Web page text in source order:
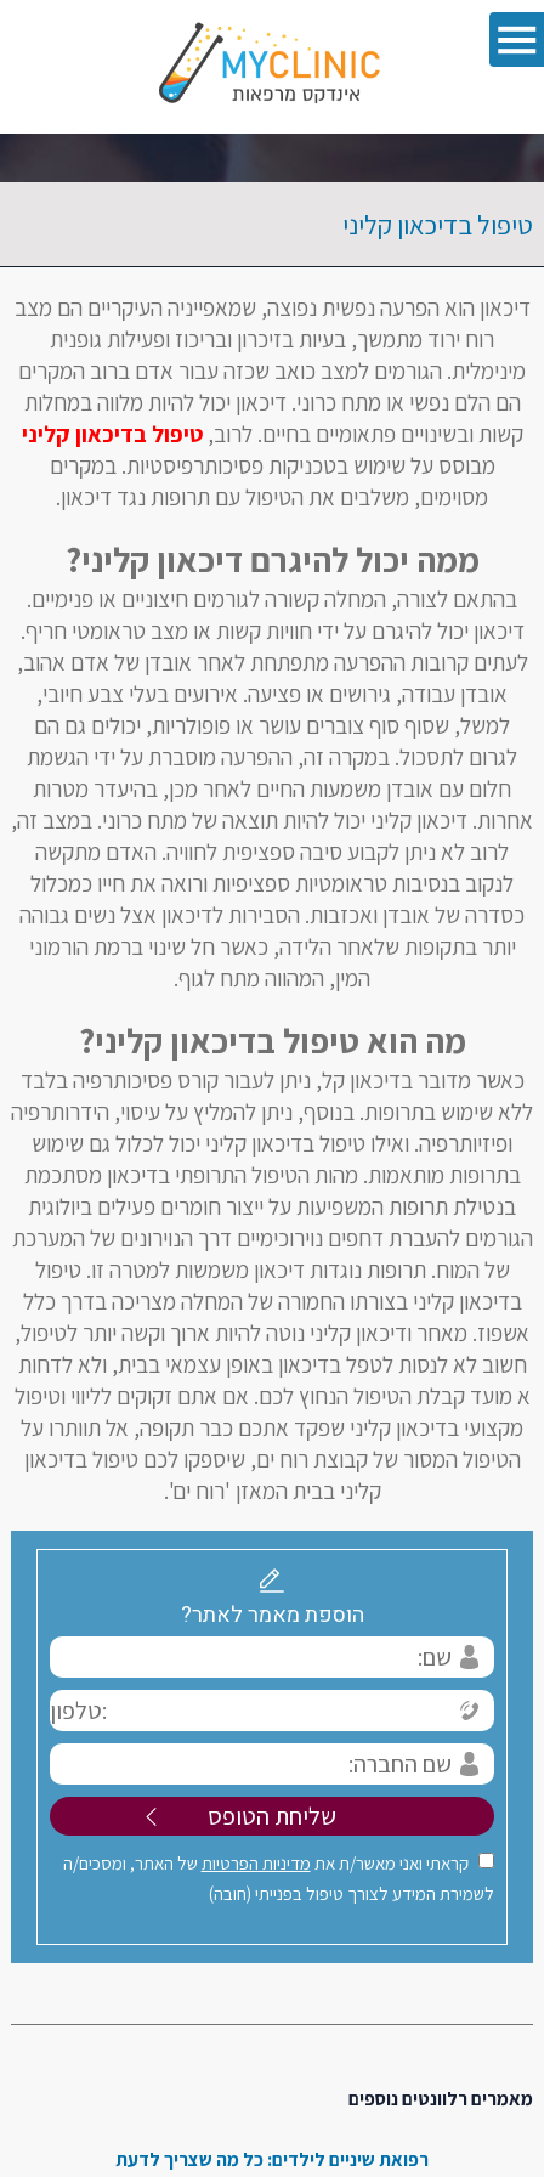
טיפול בדיכאון קליני
דיכאון הוא הפרעה נפשית נפוצה, שמאפייניה העיקריים הם מצב
רוח ירוד מתמשך, בעיות בזיכרון ובריכוז ופעילות גופנית
מינימלית. הגורמים למצב כואב שכזה עבור אדם ברוב המקרים
הם הלם נפשי או מתח כרוני. דיכאון יכול להיות מלווה במחלות
קשות ובשינויים פתאומיים בחיים. לרוב,טיפול בדיכאון קליני
מבוסס על שימוש בטכניקות פסיכותרפיסטיות. במקרים
מסוימים, משלבים את הטיפול עם תרופות נגד דיכאון.
ממה יכול להיגרם דיכאון קליני?
בהתאם לצורה, המחלה קשורה לגורמים חיצוניים או פנימיים.
דיכאון יכול להיגרם על ידי חוויות קשות או מצב טראומטי חריף.
לעתים קרובות ההפרעה מתפתחת לאחר אובדן של אדם אהוב,
אובדן עבודה, גירושים או פציעה. אירועים בעלי צבע חיובי,
למשל, שסוף סוף צוברים עושר או פופולריות, יכולים גם הם
לגרום לתסכול. במקרה זה, ההפרעה מוסברת על ידי הגשמת
חלום עם אובדן משמעות החיים לאחר מכן, בהיעדר מטרות
אחרות. דיכאון קליני יכול להיות תוצאה של מתח כרוני. במצב זה,
לרוב לא ניתן לקבוע סיבה ספציפית לחוויה. האדם מתקשה
לנקוב בנסיבות טראומטיות ספציפיות ורואה את חייו כמכלול
כסדרה של אובדן ואכזבות. הסבירות לדיכאון אצל נשים גבוהה
יותר בתקופות שלאחר הלידה, כאשר חל שינוי ברמת הורמוני
המין, המהווה מתח לגוף.
מה הוא טיפול בדיכאון קליני?
כאשר מדובר בדיכאון קל, ניתן לעבור קורס פסיכותרפיה בלבד
ללא שימוש בתרופות. בנוסף, ניתן להמליץ ​​על עיסוי, הידרותרפיה
ופיזיותרפיה. ואילו טיפול בדיכאון קליני יכול לכלול גם שימוש
בתרופות מותאמות. מהות הטיפול התרופתי בדיכאון מסתכמת
בנטילת תרופות המשפיעות על ייצור חומרים פעילים ביולוגית
הגורמים להעברת דחפים נוירוכימיים דרך הנוירונים של המערכת
של המוח. תרופות נוגדות דיכאון משמשות למטרה זו. טיפול
בדיכאון קליני בצורתו החמורה של המחלה מצריכה בדרך כלל
אשפוז. מאחר ודיכאון קליני נוטה להיות ארוך וקשה יותר לטיפול,
חשוב לא לנסות לטפל בדיכאון באופן עצמאי בבית, ולא לדחות
א מועד קבלת הטיפול הנחוץ לכם. אם אתם זקוקים לליווי וטיפול
מקצועי בדיכאון קליני שפקד אתכם כבר תקופה, אל תוותרו על
הטיפול המסור של קבוצת רוח ים, שיספקו לכם טיפול בדיכאון
קליני בבית המאזן 'רוח ים'.
הוספת מאמר לאתר?
קראתי ואני מאשר/ת את מדיניות הפרטיות של האתר, ומסכים/ה
לשמירת המידע לצורך טיפול בפנייתי (חובה)
מאמרים רלוונטים נוספים
רפואת שיניים לילדים: כל מה שצריך לדעת